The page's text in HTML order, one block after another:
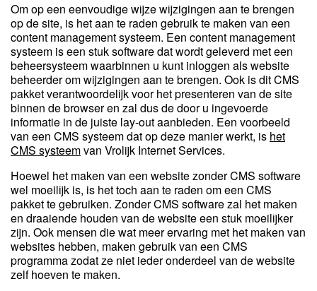
Om op een eenvoudige wijze wijzigingen aan te brengen
op de site, is het aan te raden gebruik te maken van een
content management systeem. Een content management
systeem is een stuk software dat wordt geleverd met een
beheersysteem waarbinnen u kunt inloggen als website
beheerder om wijzigingen aan te brengen. Ook is dit CMS
pakket verantwoordelijk voor het presenteren van de site
binnen de browser en zal dus de door u ingevoerde
informatie in de juiste lay-out aanbieden. Een voorbeeld
van een CMS systeem dat op deze manier werkt, is het
CMS systeemvan Vrolijk Internet Services.
Hoewel het maken van een website zonder CMS software
wel moeilijk is, is het toch aan te raden om een CMS
pakket te gebruiken. Zonder CMS software zal het maken
en draaiende houden van de website een stuk moeilijker
zijn. Ook mensen die wat meer ervaring met het maken van
websites hebben, maken gebruik van een CMS
programma zodat ze niet ieder onderdeel van de website
zelf hoeven te maken.